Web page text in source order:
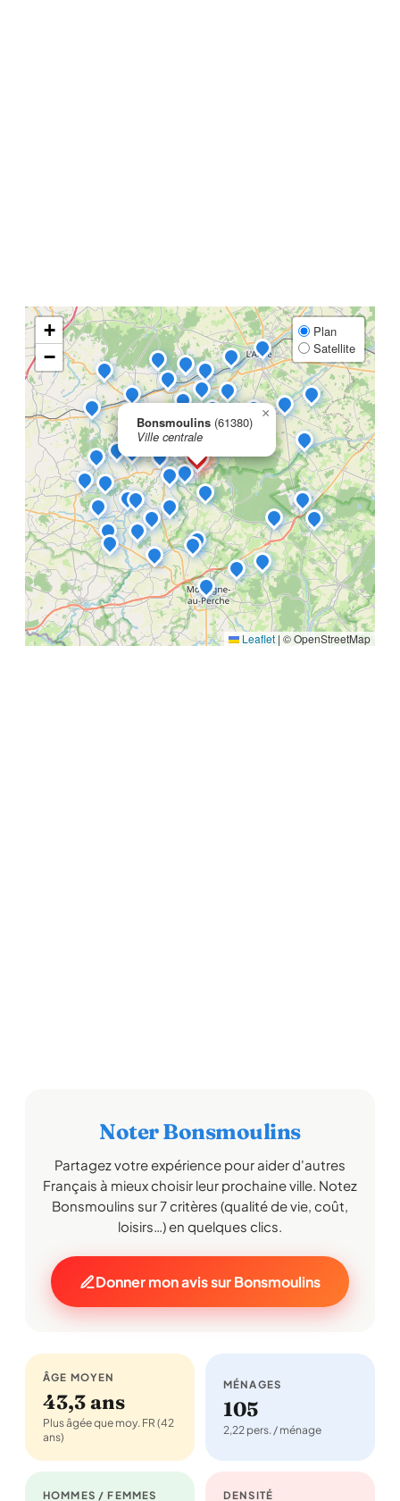
Bonsmoulins (61380)
Ville centrale
×
+
−
Plan
Satellite
Leaflet | © OpenStreetMap
Noter Bonsmoulins
Partagez votre expérience pour aider d'autres
Français à mieux choisir leur prochaine ville. Notez
Bonsmoulins sur 7 critères (qualité de vie, coût,
loisirs…) en quelques clics.
Donner mon avis sur Bonsmoulins
ÂGE MOYEN
43,3 ans
Plus âgée que moy. FR (42
ans)
MÉNAGES
105
2,22 pers. / ménage
HOMMES / FEMMES DENSITÉ